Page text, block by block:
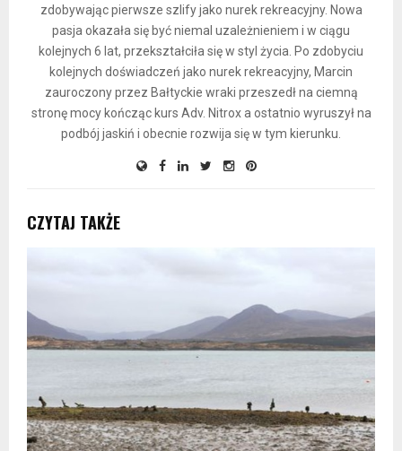
zdobywając pierwsze szlify jako nurek rekreacyjny. Nowa
pasja okazała się być niemal uzależnieniem i w ciągu
kolejnych 6 lat, przekształciła się w styl życia. Po zdobyciu
kolejnych doświadczeń jako nurek rekreacyjny, Marcin
zauroczony przez Bałtyckie wraki przeszedł na ciemną
stronę mocy kończąc kurs Adv. Nitrox a ostatnio wyruszył na
podbój jaskiń i obecnie rozwija się w tym kierunku.
CZYTAJ TAKŻE